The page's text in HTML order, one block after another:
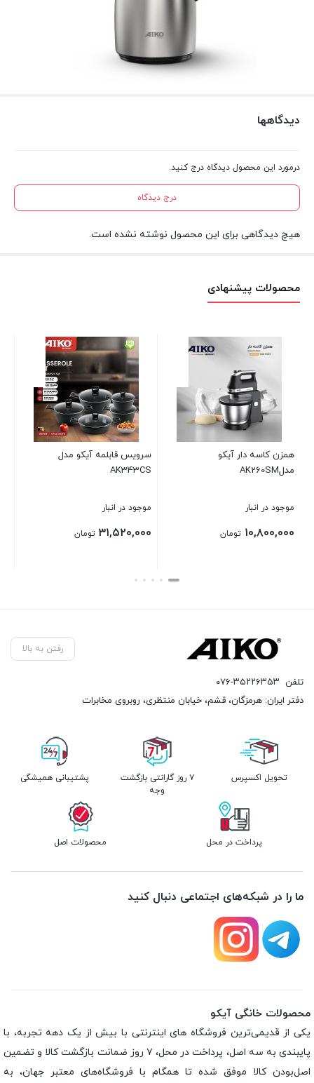
دیدگاهها
درمورد این محصول دیدگاه درج کنید.
درج دیدگاه
هیچ دیدگاهی برای این محصول نوشته نشده است.
محصولات پیشنهادی
همزن کاسه دار آیکو
مدلAK260SM
موجود در انبار
۱۰,۸۰۰,۰۰۰ تومان
سرویس قابلمه آیکو مدل
AK343CS
موجود در انبار
۳۱,۵۲۰,۰۰۰ تومان
بستن
رفتن به بالا
تلفن ۰۷۶-۳۵۲۲۶۳۵۳
دفتر ایران: هرمزگان، قشم، خیابان منتظری، روبروی مخابرات
تحویل اکسپرس
۷ روز گارانتی بازگشت
وجه
پشتیبانی همیشگی
پرداخت در محل محصولات اصل
ما را در شبکه‌های اجتماعی دنبال کنید
محصولات خانگی آیکو
یکی از قدیمی‌ترین فروشگاه های اینترنتی با بیش از یک دهه تجربه، با
پایبندی به سه اصل، پرداخت در محل، ۷ روز ضمانت بازگشت کالا و تضمین
اصل‌بودن کالا موفق شده تا همگام با فروشگاه‌های معتبر جهان، به